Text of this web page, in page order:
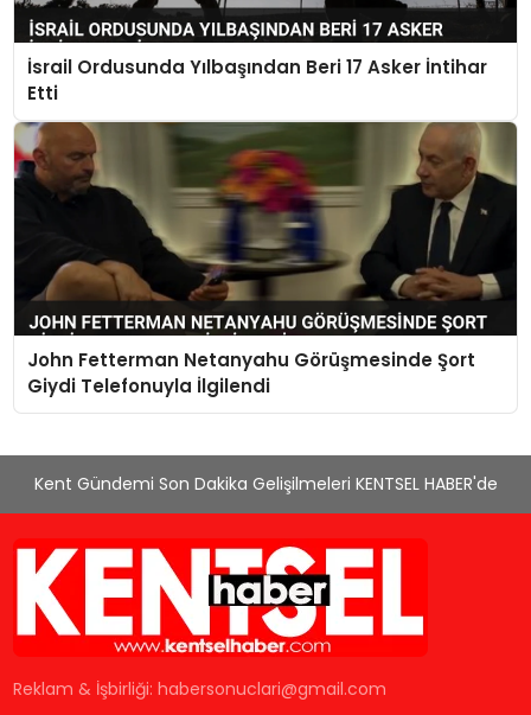
İsrail Ordusunda Yılbaşından Beri 17 Asker İntihar
Etti
John Fetterman Netanyahu Görüşmesinde Şort
Giydi Telefonuyla İlgilendi
Kent Gündemi Son Dakika Gelişilmeleri KENTSEL HABER'de
Reklam & İşbirliği:habersonuclari@gmail.com